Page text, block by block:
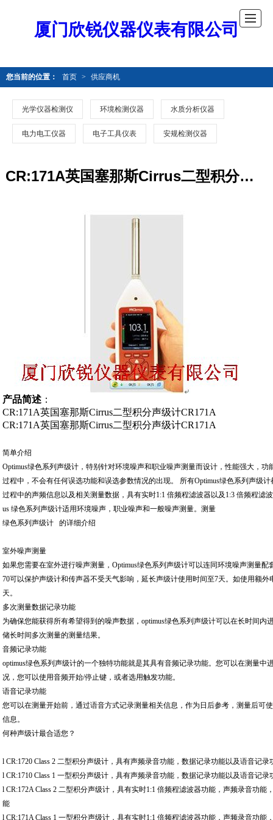
厦门欣锐仪器仪表有限公司
您当前的位置： 首页 > 供应商机
光学仪器检测仪 环境检测仪器 水质分析仪器
电力电工仪器 电子工具仪表 安规检测仪器
CR:171A英国塞那斯Cirrus二型积分声级计CR171A
产品简述 ：
CR:171A英国塞那斯Cirrus二型积分声级计CR171A
CR:171A英国塞那斯Cirrus二型积分声级计CR171A
简单介绍
Optimus绿色系列声级计，特别针对环境噪声和职业噪声测量而设计，性能强大，
过程中，不会有任何误选功能和误选参数情况的出现。 所有Optimus绿色系列声级
过程中的声频信息以及相关测量数据，具有实时1:1 倍频程滤波器以及1:3 倍频程滤
us 绿色系列声级计适用环境噪声，职业噪声和一般噪声测量。测量
绿色系列声级计 的详细介绍
室外噪声测量
如果您需要在室外进行噪声测量，Optimus绿色系列声级计可以连同环境噪声测量配
70可以保护声级计和传声器不受天气影响，延长声级计使用时间至7天。如使用额
天。
多次测量数据记录功能
为确保您能获得所有希望得到的噪声数据，optimus绿色系列声级计可以在长时间内
储长时间多次测量的测量结果。
音频记录功能
optimus绿色系列声级计的一个独特功能就是其具有音频记录功能。您可以在测量中
况，您可以使用音频开始/停止键，或者选用触发功能。
语音记录功能
您可以在测量开始前，通过语音方式记录测量相关信息，作为日后参考，测量后可
信息。
何种声级计最合适您？
l CR:1720 Class 2 二型积分声级计，具有声频录音功能，数据记录功能以及语音记录
l CR:1710 Class 1 一型积分声级计，具有声频录音功能，数据记录功能以及语音记录
l CR:172A Class 2 二型积分声级计，具有实时1:1 倍频程滤波器功能，声频录音功能
能
l CR:171A Class 1 一型积分声级计，具有实时1:1 倍频程滤波器功能，声频录音功能